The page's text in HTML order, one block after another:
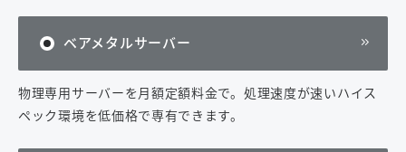
ベアメタルサーバー
物理専用サーバーを月額定額料金で。処理速度が速いハイス
ペック環境を低価格で専有できます。